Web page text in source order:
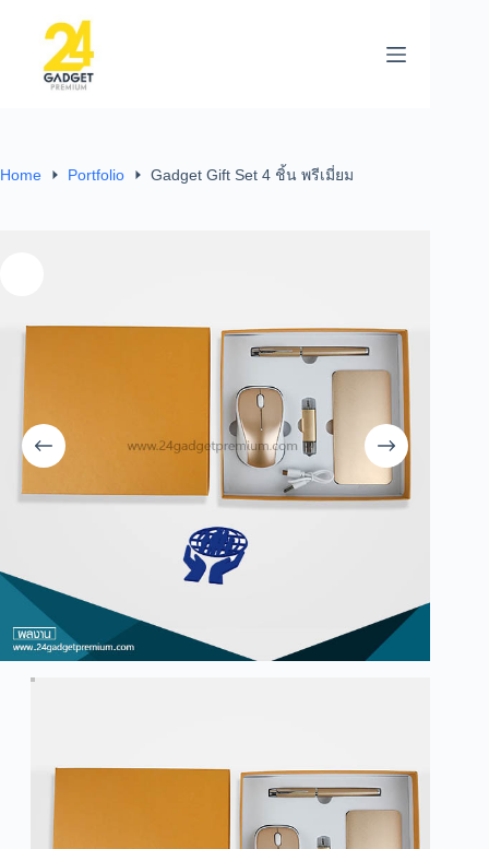
Home Portfolio Gadget Gift Set 4 ชิ้น พรีเมี่ยม